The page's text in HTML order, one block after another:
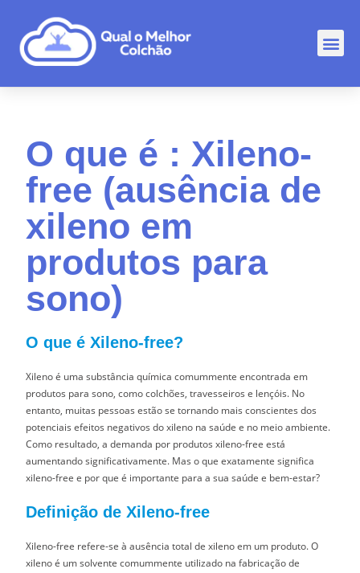
O que é : Xileno-
free (ausência de
xileno em
produtos para
sono)
O que é Xileno-free?
Xileno é uma substância química comummente encontrada em
produtos para sono, como colchões, travesseiros e lençóis. No
entanto, muitas pessoas estão se tornando mais conscientes dos
potenciais efeitos negativos do xileno na saúde e no meio ambiente.
Como resultado, a demanda por produtos xileno-free está
aumentando significativamente. Mas o que exatamente significa
xileno-free e por que é importante para a sua saúde e bem-estar?
Definição de Xileno-free
Xileno-free refere-se à ausência total de xileno em um produto. O
xileno é um solvente comummente utilizado na fabricação de